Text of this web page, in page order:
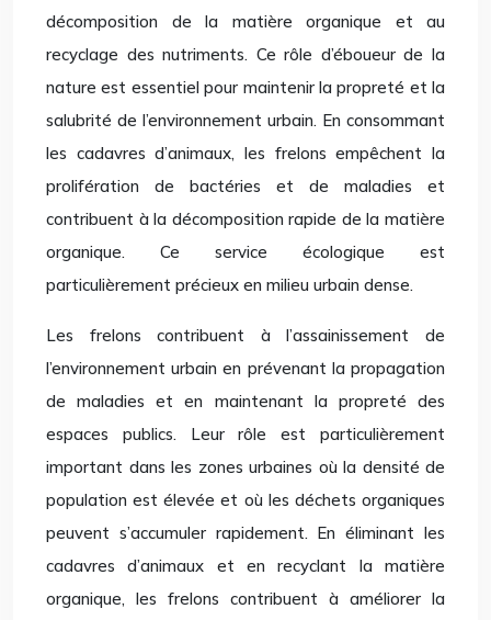
décomposition de la matière organique et au
recyclage des nutriments. Ce rôle d’éboueur de la
nature est essentiel pour maintenir la propreté et la
salubrité de l’environnement urbain. En consommant
les cadavres d’animaux, les frelons empêchent la
prolifération de bactéries et de maladies et
contribuent à la décomposition rapide de la matière
organique. Ce service écologique est
particulièrement précieux en milieu urbain dense.
Les frelons contribuent à l’assainissement de
l’environnement urbain en prévenant la propagation
de maladies et en maintenant la propreté des
espaces publics. Leur rôle est particulièrement
important dans les zones urbaines où la densité de
population est élevée et où les déchets organiques
peuvent s’accumuler rapidement. En éliminant les
cadavres d’animaux et en recyclant la matière
organique, les frelons contribuent à améliorer la